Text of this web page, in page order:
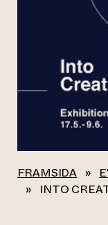
FRAMSIDA »
»
INTO